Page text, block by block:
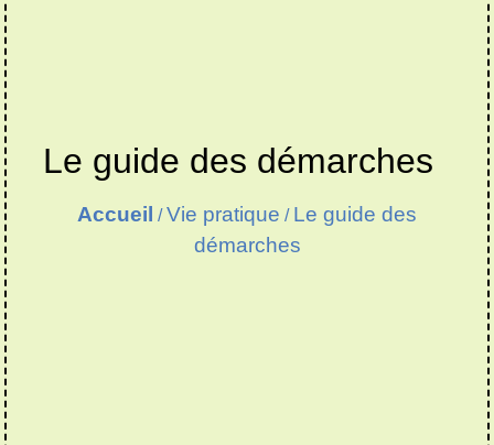
Le guide des démarches
Accueil /Vie pratique / Le guide des
démarches